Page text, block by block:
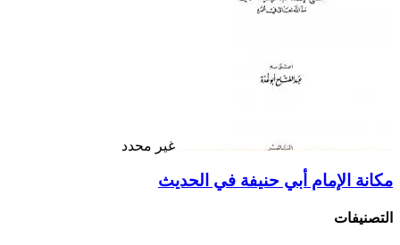
غير محدد
مكانة الإمام أبي حنيفة في الحديث
التصنيفات